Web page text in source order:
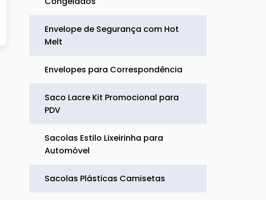
Envelope de Segurança com Hot
Melt
Envelopes para Correspondência
Saco Lacre Kit Promocional para
PDV
Sacolas Estilo Lixeirinha para
Automóvel
Sacolas Plásticas Camisetas